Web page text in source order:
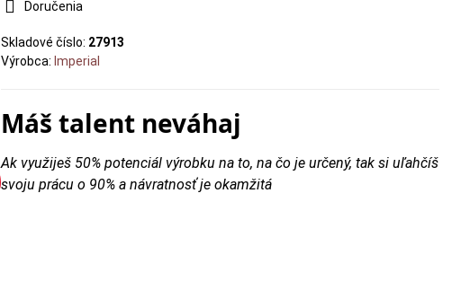
Doručenia
Skladové číslo: 27913
Výrobca: Imperial
Máš talent neváhaj
Ak využiješ 50% potenciál výrobku na to, na čo je určený, tak si uľahčíš
svoju prácu o 90% a návratnosť je okamžitá